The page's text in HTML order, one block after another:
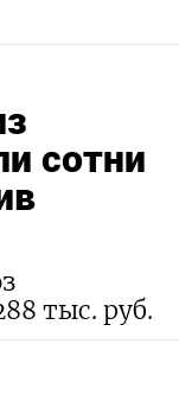
сотни
тыс. руб.